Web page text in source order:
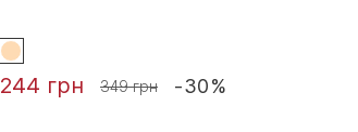
244 грн 349 грн -30%